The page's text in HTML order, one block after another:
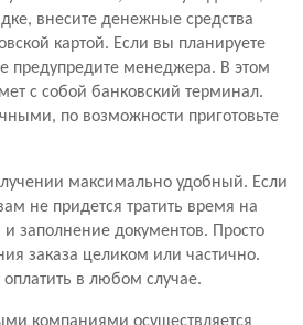
внесите денежные средства
картой. Если вы планируете
предупредите менеджера. В этом
с собой банковский терминал.
по возможности приготовьте
максимально удобный. Если
не придется тратить время на
заполнение документов. Просто
заказа целиком или частично.
в любом случае.